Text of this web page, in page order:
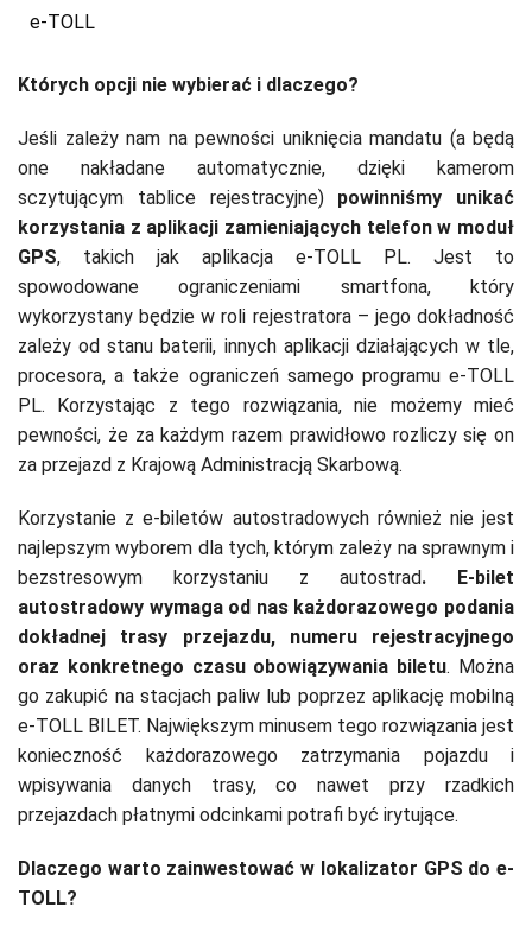
e-TOLL
Których opcji nie wybierać i dlaczego?
Jeśli zależy nam na pewności uniknięcia mandatu (a będą
one nakładane automatycznie, dzięki kamerom
sczytującym tablice rejestracyjne) powinniśmy unikać
korzystania z aplikacji zamieniających telefon w moduł
GPS, takich jak aplikacja e-TOLL PL. Jest to
spowodowane ograniczeniami smartfona, który
wykorzystany będzie w roli rejestratora – jego dokładność
zależy od stanu baterii, innych aplikacji działających w tle,
procesora, a także ograniczeń samego programu e-TOLL
PL. Korzystając z tego rozwiązania, nie możemy mieć
pewności, że za każdym razem prawidłowo rozliczy się on
za przejazd z Krajową Administracją Skarbową.
Korzystanie z e-biletów autostradowych również nie jest
najlepszym wyborem dla tych, którym zależy na sprawnym i
bezstresowym korzystaniu z autostrad. E-bilet
autostradowy wymaga od nas każdorazowego podania
dokładnej trasy przejazdu, numeru rejestracyjnego
oraz konkretnego czasu obowiązywania biletu. Można
go zakupić na stacjach paliw lub poprzez aplikację mobilną
e-TOLL BILET. Największym minusem tego rozwiązania jest
konieczność każdorazowego zatrzymania pojazdu i
wpisywania danych trasy, co nawet przy rzadkich
przejazdach płatnymi odcinkami potrafi być irytujące.
Dlaczego warto zainwestować w lokalizator GPS do e-
TOLL?